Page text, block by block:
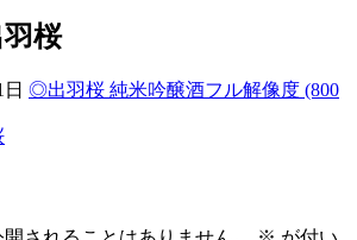
桜
◎出羽桜 純米吟醸酒フル解像度 (800